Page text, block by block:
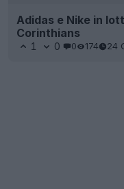
Adidas e Nike in
Corinthians
1 0 0 174 24